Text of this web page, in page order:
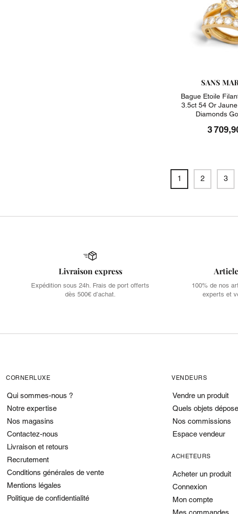
SANS
Bague Etoile
3.5ct 54 Or
Diamonds
3
1 2 3
Livraison express
Expédition sous 24h. Frais de port offerts
dès 500€ d’achat.
100% de nos
experts et
CORNERLUXE
Qui sommes-nous ?
Notre expertise
Nos magasins
Contactez-nous
Livraison et retours
Recrutement
Conditions générales de vente
Mentions légales
Politique de confidentialité
VENDEURS
Vendre un produit
Quels objets
Nos commissions
Espace vendeur
ACHETEURS
Acheter un produit
Connexion
Mon compte